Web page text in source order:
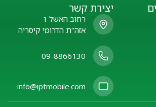
יצירת קשר
רחוב האשל 1
אזה"ת הדרומי קיסריה
09-8866130
info@iptmobile.com